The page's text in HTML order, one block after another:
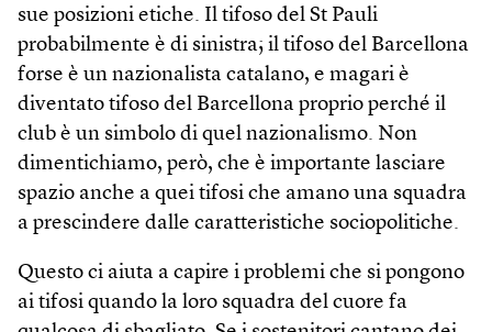
sue posizioni etiche. Il tifoso del St Pauli
probabilmente è di sinistra; il tifoso del Barcellona
forse è un nazionalista catalano, e magari è
diventato tifoso del Barcellona proprio perché il
club è un simbolo di quel nazionalismo. Non
dimentichiamo, però, che è importante lasciare
spazio anche a quei tifosi che amano una squadra
a prescindere dalle caratteristiche sociopolitiche.
Questo ci aiuta a capire i problemi che si pongono
ai tifosi quando la loro squadra del cuore fa